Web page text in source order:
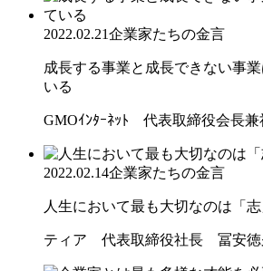
2022.02.21企業家たちの金言
成長する事業と成長できない事
いる
GMOｲﾝﾀｰﾈｯﾄ 代表取締役会長
2022.02.14企業家たちの金言
人生において最も大切なのは「
ティア 代表取締役社長 冨安徳